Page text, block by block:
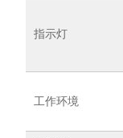
指示灯
工作环境